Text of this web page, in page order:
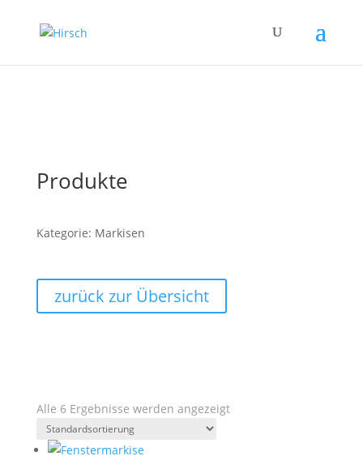
Produkte
Kategorie: Markisen
zurück zur Übersicht
Alle 6 Ergebnisse werden angezeigt